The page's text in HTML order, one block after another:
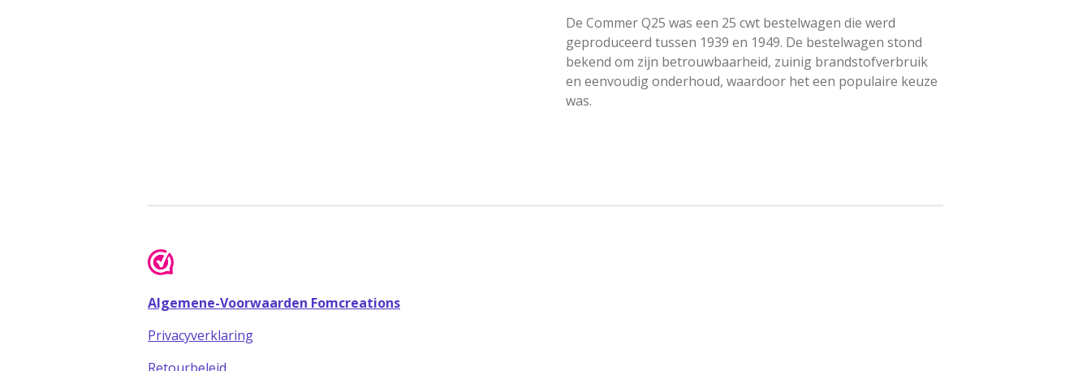
De Commer Q25 was een 25 cwt bestelwagen die werd
geproduceerd tussen 1939 en 1949. De bestelwagen stond
bekend om zijn betrouwbaarheid, zuinig brandstofverbruik
en eenvoudig onderhoud, waardoor het een populaire keuze
was.
Algemene-Voorwaarden Fomcreations
Privacyverklaring